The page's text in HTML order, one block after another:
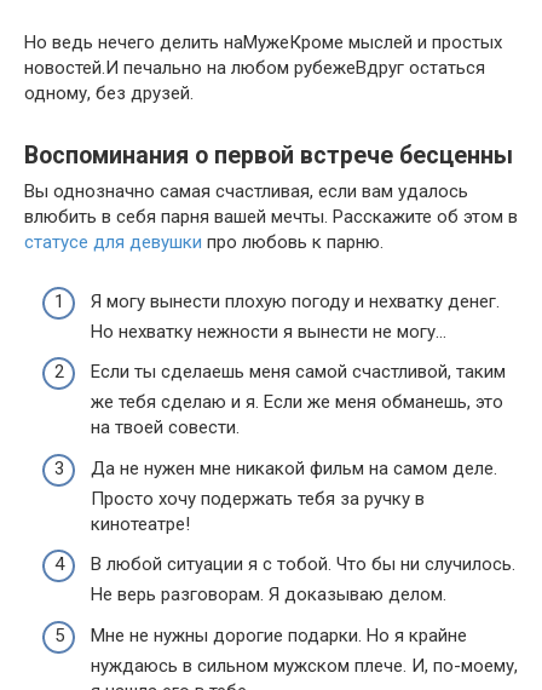
Но ведь нечего делить наМужеКроме мыслей и простых
новостей.И печально на любом рубежеВдруг остаться
одному, без друзей.
Воспоминания о первой встрече бесценны
Вы однозначно самая счастливая, если вам удалось
влюбить в себя парня вашей мечты. Расскажите об этом в
статусе для девушки про любовь к парню.
Я могу вынести плохую погоду и нехватку денег.
Но нехватку нежности я вынести не могу…
Если ты сделаешь меня самой счастливой, таким
же тебя сделаю и я. Если же меня обманешь, это
на твоей совести.
Да не нужен мне никакой фильм на самом деле.
Просто хочу подержать тебя за ручку в
кинотеатре!
В любой ситуации я с тобой. Что бы ни случилось.
Не верь разговорам. Я доказываю делом.
Мне не нужны дорогие подарки. Но я крайне
нуждаюсь в сильном мужском плече. И, по-моему,